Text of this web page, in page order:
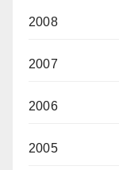
2008
2007
2006
2005